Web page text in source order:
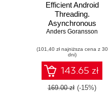
Efficient Android
Threading.
Asynchronous
Processing
Android
Applications
Anders Goransson
(101,40 zł najniższa cena z 30
dni)
143.65 zł
169.00 zł (-15%)